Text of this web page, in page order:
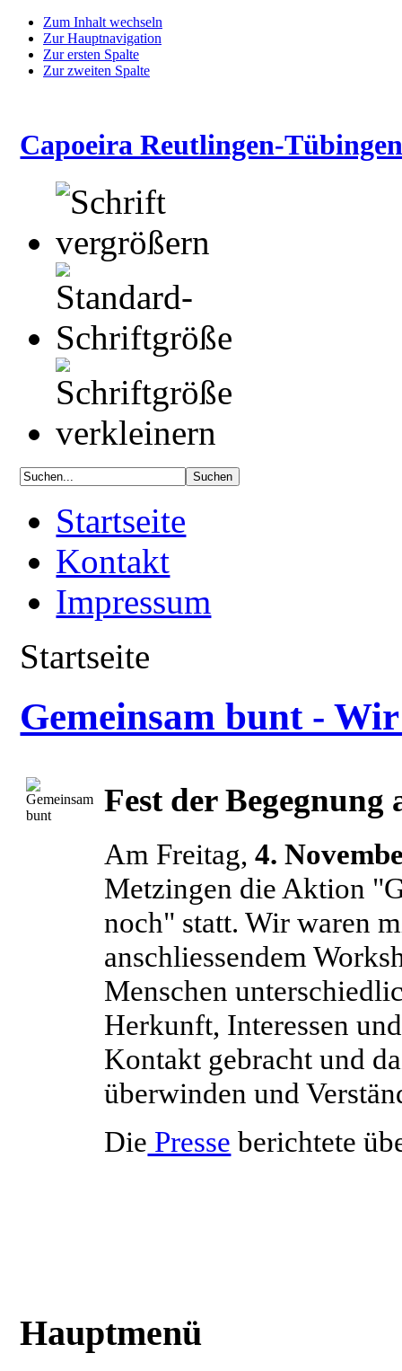
Zum Inhalt wechseln
Zur Hauptnavigation
Zur ersten Spalte
Zur zweiten Spalte
Capoeira Reutlingen-
Startseite
Kontakt
Impressum
Startseite
Gemeinsam bunt -
Fest der
Am Freitag,4.
Metzingen die Aktion
noch" statt. Wir waren
anschliessendem
Menschen
Herkunft, Interessen
Kontakt gebracht und
überwinden und
Die Presse berichtete
Hauptmenü